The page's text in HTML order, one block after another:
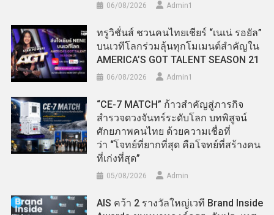
06/08/2026 Admin​1
ทรูวิชั่นส์ ชวนคนไทยเชียร์ “เนเน่ รอยัล”
บนเวทีโลกร่วมลุ้นทุกโมเมนต์สำคัญใน
AMERICA’S GOT TALENT SEASON 21
06/08/2026 Admin​1
“CE-7 MATCH” ก้าวสำคัญสู่ภารกิจ
สำรวจดวงจันทร์ระดับโลก บทพิสูจน์
ศักยภาพคนไทย ด้วยความเชื่อที่
ว่า “โจทย์ที่ยากที่สุด คือโจทย์ที่สร้างคน
ที่เก่งที่สุด”
05/08/2026 Admin
AIS คว้า 2 รางวัลใหญ่เวที Brand Inside